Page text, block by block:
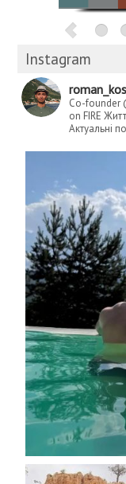
Instagram
Co-founder
on FIRE
Актуальні